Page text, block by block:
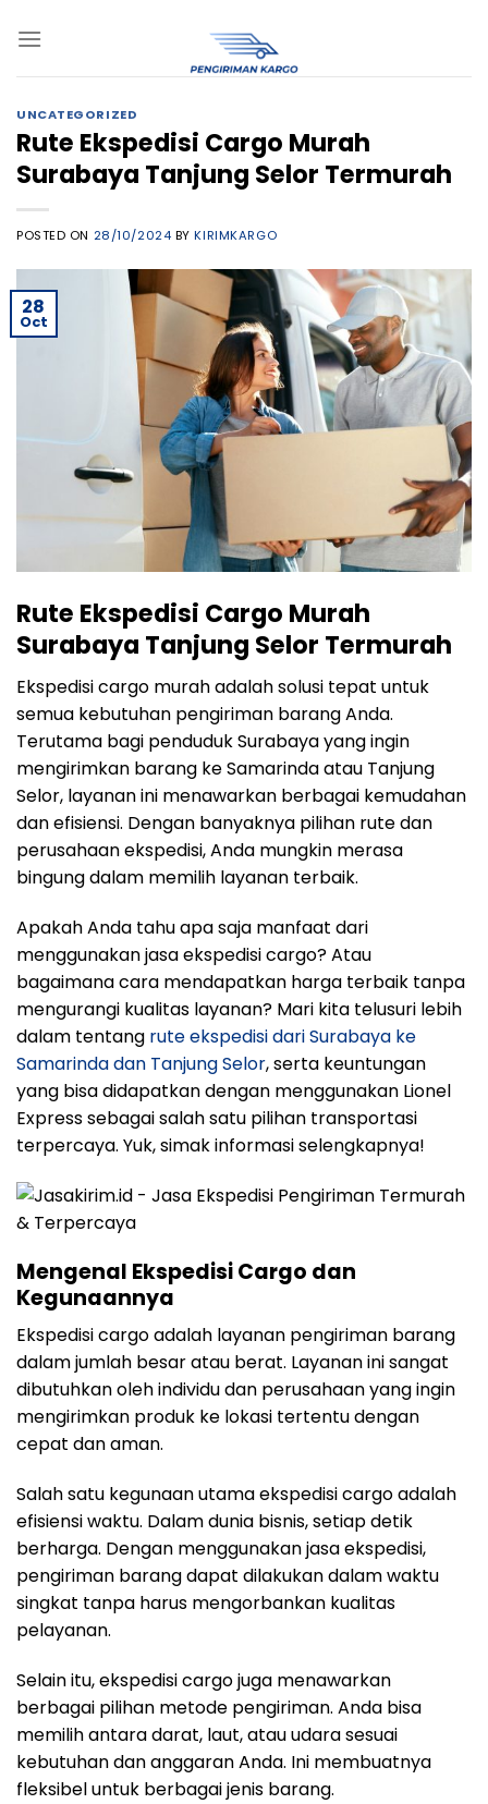
UNCATEGORIZED
Rute Ekspedisi Cargo Murah
Surabaya Tanjung Selor Termurah
POSTED ON 28/10/2024 BYKIRIMKARGO
28
Oct
Rute Ekspedisi Cargo Murah
Surabaya Tanjung Selor Termurah
Ekspedisi cargo murah adalah solusi tepat untuk
semua kebutuhan pengiriman barang Anda.
Terutama bagi penduduk Surabaya yang ingin
mengirimkan barang ke Samarinda atau Tanjung
Selor, layanan ini menawarkan berbagai kemudahan
dan efisiensi. Dengan banyaknya pilihan rute dan
perusahaan ekspedisi, Anda mungkin merasa
bingung dalam memilih layanan terbaik.
Apakah Anda tahu apa saja manfaat dari
menggunakan jasa ekspedisi cargo? Atau
bagaimana cara mendapatkan harga terbaik tanpa
mengurangi kualitas layanan? Mari kita telusuri lebih
dalam tentang rute ekspedisi dari Surabaya ke
Samarinda dan Tanjung Selor, serta keuntungan
yang bisa didapatkan dengan menggunakan Lionel
Express sebagai salah satu pilihan transportasi
terpercaya. Yuk, simak informasi selengkapnya!
Mengenal Ekspedisi Cargo dan
Kegunaannya
Ekspedisi cargo adalah layanan pengiriman barang
dalam jumlah besar atau berat. Layanan ini sangat
dibutuhkan oleh individu dan perusahaan yang ingin
mengirimkan produk ke lokasi tertentu dengan
cepat dan aman.
Salah satu kegunaan utama ekspedisi cargo adalah
efisiensi waktu. Dalam dunia bisnis, setiap detik
berharga. Dengan menggunakan jasa ekspedisi,
pengiriman barang dapat dilakukan dalam waktu
singkat tanpa harus mengorbankan kualitas
pelayanan.
Selain itu, ekspedisi cargo juga menawarkan
berbagai pilihan metode pengiriman. Anda bisa
memilih antara darat, laut, atau udara sesuai
kebutuhan dan anggaran Anda. Ini membuatnya
fleksibel untuk berbagai jenis barang.